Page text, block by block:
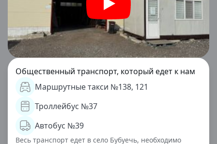
Общественный транспорт, который едет к нам
Маршрутные такси №138, 121
Троллейбус №37
Автобус №39
Весь транспорт едет в село Бубуечь, необходимо